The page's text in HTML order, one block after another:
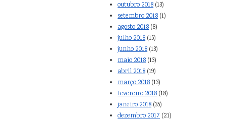
outubro 2018 (13)
setembro 2018 (1)
agosto 2018 (8)
julho 2018 (15)
junho 2018 (13)
maio 2018 (13)
abril 2018 (19)
março 2018 (13)
fevereiro 2018 (18)
janeiro 2018 (35)
dezembro 2017 (21)